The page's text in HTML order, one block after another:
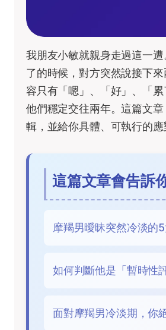
我朋友小敏就親身走過這一
了的時候，對方突然說接下
容只有「嗯」、「好」、「
他們穩定交往兩年。這篇文
輯，並給你具體、可執行的應
這篇文章會告訴
摩羯男曖昧突然冷淡的
如何判斷他是「暫時性
面對摩羯男冷淡期，你